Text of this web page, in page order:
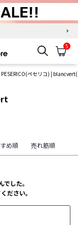
口）
woollen online store
検索 カ
5
PESERICO(ペセリコ) |
め順 売れ筋順
した。
ださい。